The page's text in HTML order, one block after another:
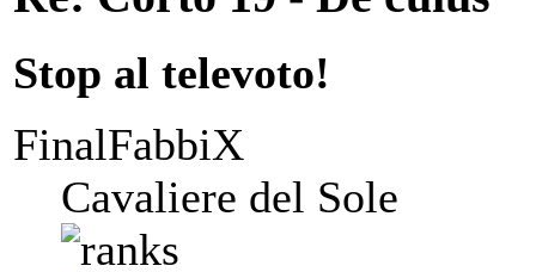
Stop al televoto!
FinalFabbiX
Cavaliere del Sole